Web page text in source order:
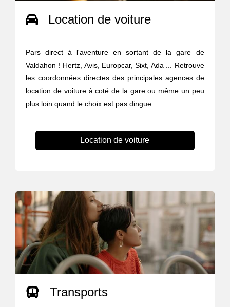
Location de voiture
Pars direct à l'aventure en sortant de la gare de
Valdahon ! Hertz, Avis, Europcar, Sixt, Ada ... Retrouve
les coordonnées directes des principales agences de
location de voiture à coté de la gare ou même un peu
plus loin quand le choix est pas dingue.
Location de voiture
Transports